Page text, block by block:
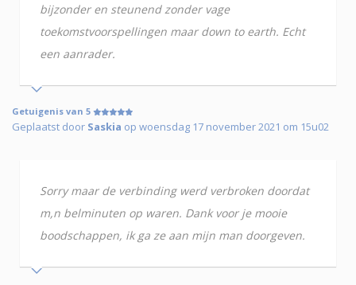
bijzonder en steunend zonder vage
toekomstvoorspellingen maar down to earth. Echt
een aanrader.
Getuigenis van 5
Geplaatst door Saskia op woensdag 17 november 2021 om 15u02
Sorry maar de verbinding werd verbroken doordat
m,n belminuten op waren. Dank voor je mooie
boodschappen, ik ga ze aan mijn man doorgeven.